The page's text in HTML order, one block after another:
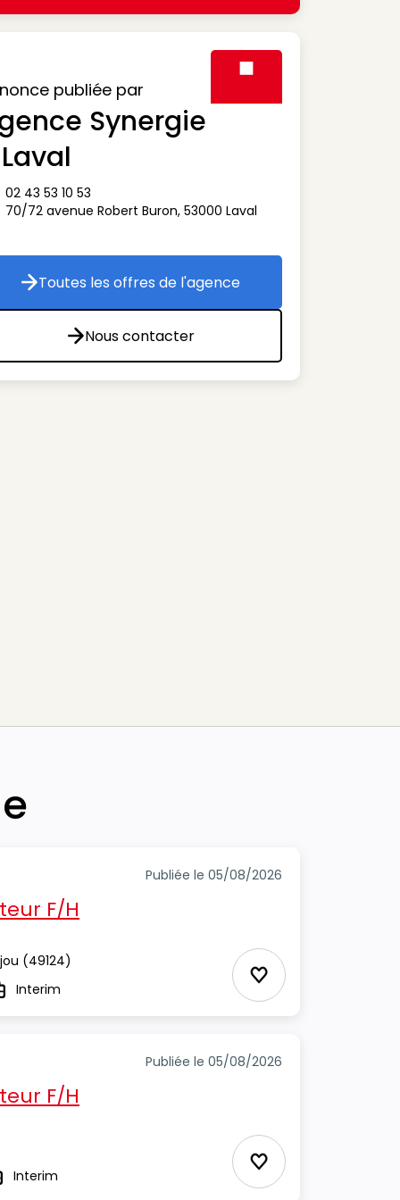
publiée par
Synergie
téléphone
02 43 53 10 53
adresse
70/72 avenue Robert Buron, 53000 Laval
Toutes les offres de l'agence
Toutes les offres de l'agence
Nous contacter
Nous contacter
Publiée le 05/08/2026
F/H
(49124)
Interim Ajouter aux
Publiée le 05/08/2026
F/H
Interim Ajouter aux